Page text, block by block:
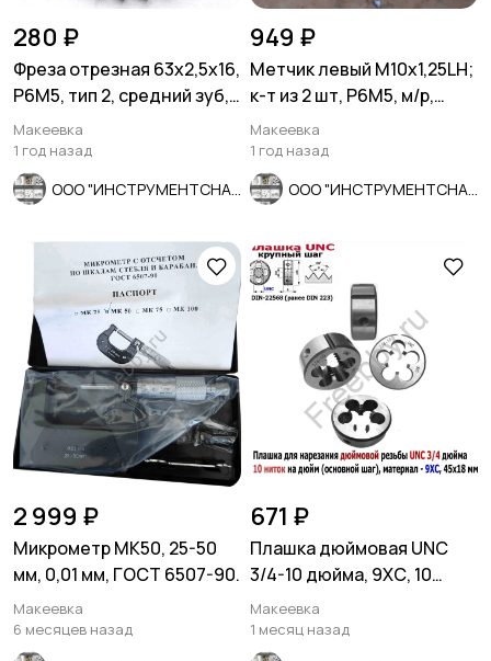
280 ₽
Фреза отрезная 63х2,5х16,
Р6М5, тип 2, средний зуб,
Z32, СССР.
Макеевка
1 год назад
949 ₽
Метчик левый М10х1,25LH;
к-т из 2 шт, Р6М5, м/р,
80/24 мм, мелкий шаг
Макеевка
1 год назад
2 999 ₽
Микрометр МК50, 25-50
мм, 0,01 мм, ГОСТ 6507-90.
Макеевка
6 месяцев назад
671 ₽
Плашка дюймовая UNC
3/4-10 дюйма, 9ХС, 10
ниток на дюйм, 45/18 мм.
Макеевка
1 месяц назад